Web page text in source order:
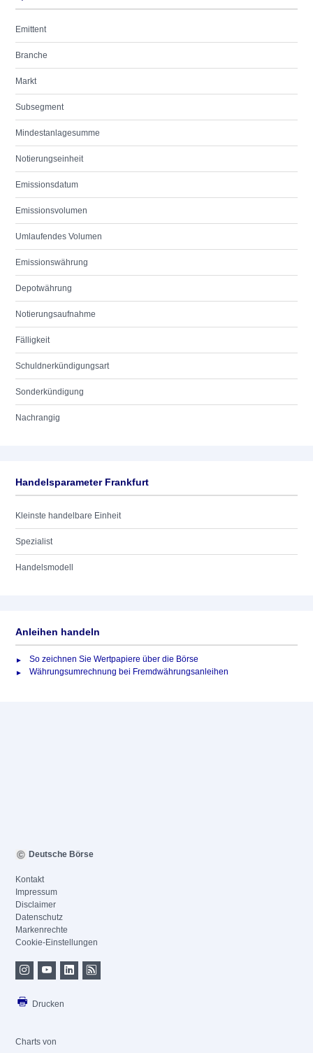
Emittent
Branche
Markt
Subsegment
Mindestanlagesumme
Notierungseinheit
Emissionsdatum
Emissionsvolumen
Umlaufendes Volumen
Emissionswährung
Depotwährung
Notierungsaufnahme
Fälligkeit
Schuldnerkündigungsart
Sonderkündigung
Nachrangig
Handelsparameter Frankfurt
Kleinste handelbare Einheit
Spezialist
Handelsmodell
Anleihen handeln
So zeichnen Sie Wertpapiere über die Börse
Währungsumrechnung bei Fremdwährungsanleihen
Deutsche Börse
Kontakt
Impressum
Disclaimer
Datenschutz
Markenrechte
Cookie-Einstellungen
Drucken
Charts von